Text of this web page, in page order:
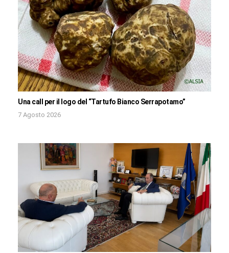
Una call per il logo del “Tartufo Bianco Serrapotamo”
7 Agosto 2026